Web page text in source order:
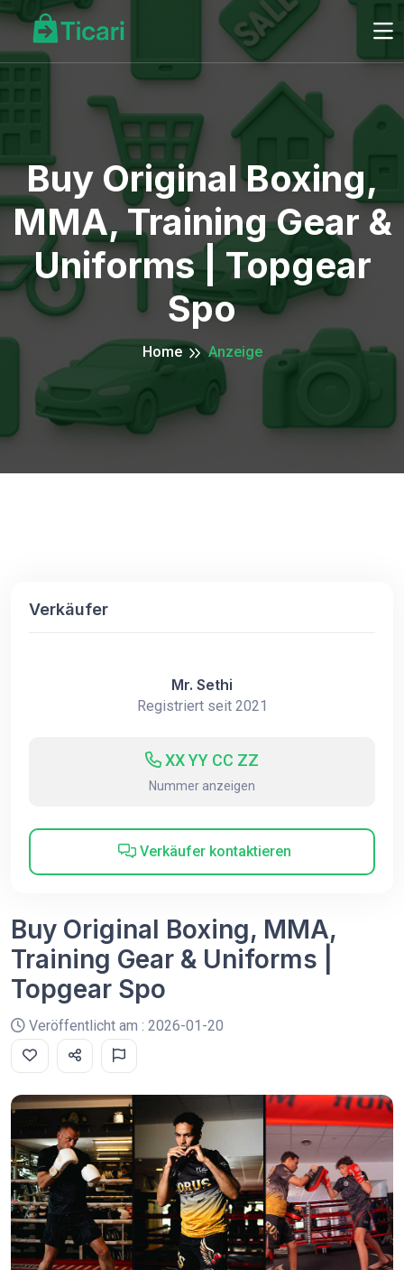
Buy Original Boxing,
MMA, Training Gear &
Uniforms | Topgear
Spo
Home Anzeige
Verkäufer
Mr. Sethi
Registriert seit 2021
XX YY CC ZZ
Nummer anzeigen
Verkäufer kontaktieren
Buy Original Boxing, MMA,
Training Gear & Uniforms |
Topgear Spo
Veröffentlicht am : 2026-01-20